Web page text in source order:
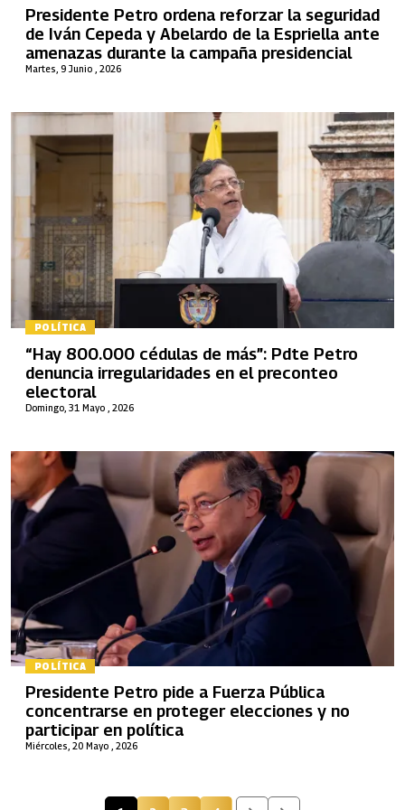
Martes, 9 Junio , 2026
Presidente Petro ordena reforzar la seguridad
de Iván Cepeda y Abelardo de la Espriella ante
amenazas durante la campaña presidencial
POLÍTICA
Domingo, 31 Mayo , 2026
“Hay 800.000 cédulas de más”: Pdte Petro
denuncia irregularidades en el preconteo
electoral
POLÍTICA
Miércoles, 20 Mayo , 2026
Presidente Petro pide a Fuerza Pública
concentrarse en proteger elecciones y no
participar en política